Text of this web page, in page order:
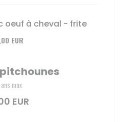
oeuf à cheval - frite
EUR
max
EUR